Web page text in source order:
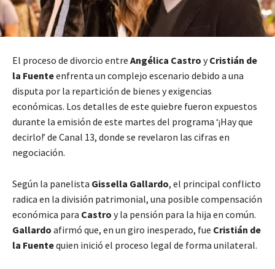
El proceso de divorcio entre Angélica Castro yCristián de
la Fuenteenfrenta un complejo escenario debido a una
disputa por la repartición de bienes y exigencias
económicas. Los detalles de este quiebre fueron expuestos
durante la emisión de este martes del programa ‘¡Hay que
decirlo!’ de Canal 13, donde se revelaron las cifras en
negociación.
Según la panelista Gissella Gallardo, el principal conflicto
radica en la división patrimonial, una posible compensación
económica para Castro y la pensión para la hija en común.
Gallardo afirmó que, en un giro inesperado, fue Cristián de
la Fuentequien inició el proceso legal de forma unilateral.